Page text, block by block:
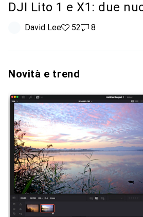
DJI Lito 1 e X1: due
David Lee52 like
528 commenti
8
Novità e trend